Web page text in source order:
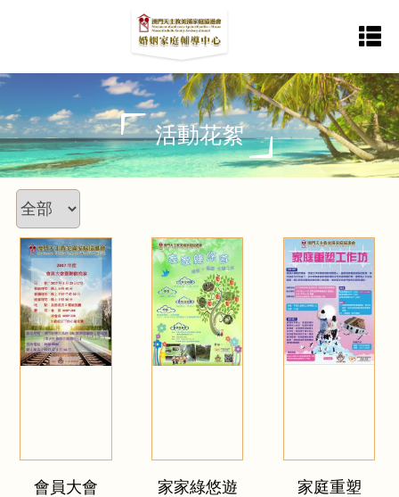
首
頁
服
務
內
最
新
資
活
動
消
息
表
格
下
載
活
動
花
加
納
中
返
回
主
活動花絮
會員大會 家家綠悠遊 家庭重塑